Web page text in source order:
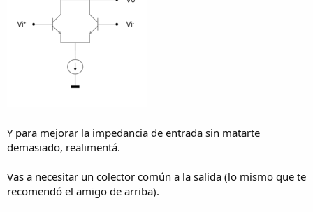
Y para mejorar la impedancia de entrada sin matarte
demasiado, realimentá.
Vas a necesitar un colector común a la salida (lo mismo que te
recomendó el amigo de arriba).